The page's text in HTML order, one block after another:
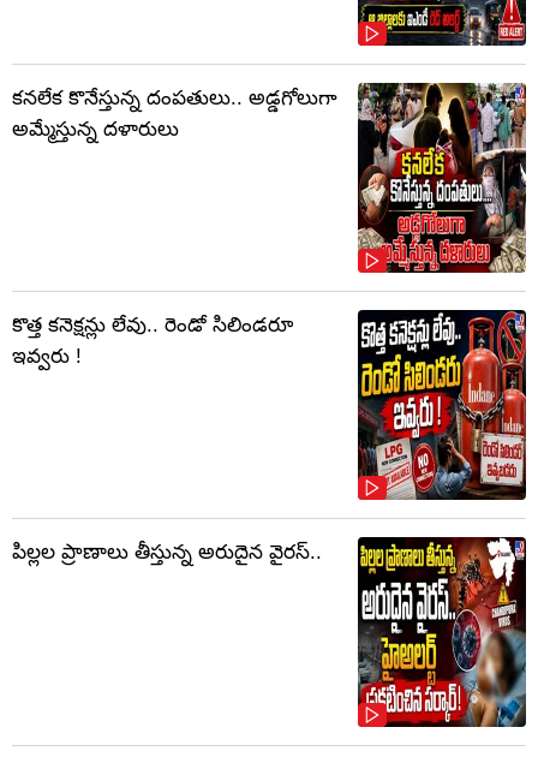
కనలేక కొనేస్తున్న దంపతులు.. అడ్డగోలుగా
అమ్మేస్తున్న దళారులు
కొత్త కనెక్షన్లు లేవు.. రెండో సిలిండరూ
ఇవ్వరు !
పిల్లల ప్రాణాలు తీస్తున్న అరుదైన వైరస్..